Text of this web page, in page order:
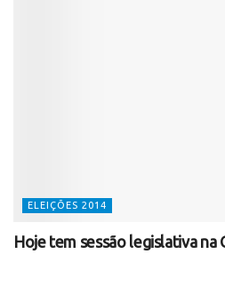
ELEIÇÕES 2014
Hoje tem sessão legislativa na